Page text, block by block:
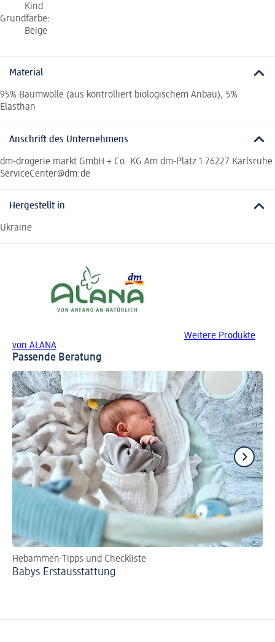
Kind
Grundfarbe:
Beige
Material
95% Baumwolle (aus kontrolliert biologischem Anbau), 5%
Elasthan
Anschrift des Unternehmens
dm-drogerie markt GmbH + Co. KG Am dm-Platz 1 76227 Karlsruhe
ServiceCenter@dm.de
Hergestellt in
Ukraine
Weitere Produkte
von ALANA
Passende Beratung
Hebammen-Tipps und Checkliste
Babys Erst­aus­stattung